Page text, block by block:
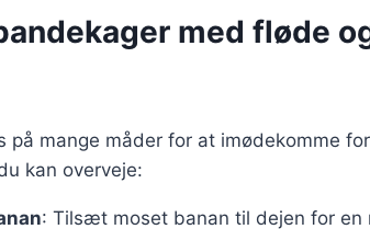
med fløde
på mange måder for at imødekomme
kan overveje:
: Tilsæt moset banan til dejen for en